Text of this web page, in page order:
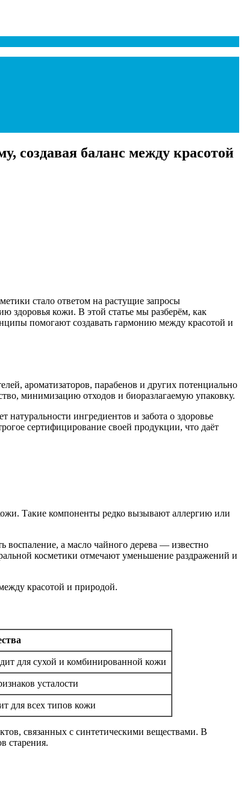
создавая баланс между красотой
стало ответом на растущие запросы
здоровья кожи. В этой статье мы разберём, как
помогают создавать гармонию между красотой и
ароматизаторов, парабенов и других потенциально
минимизацию отходов и биоразлагаемую упаковку.
ингредиентов и забота о здоровье
сертифицирование своей продукции, что даёт
Такие компоненты редко вызывают аллергию или
а масло чайного дерева — известно
косметики отмечают уменьшение раздражений и
для сухой и комбинированной кожи
усталости
для всех типов кожи
связанных с синтетическими веществами. В
старения.